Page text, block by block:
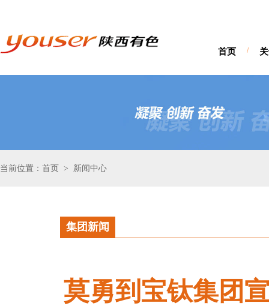
首页 /
当前位置：首页 > 新闻中心
集团新闻
莫勇到宝钛集团